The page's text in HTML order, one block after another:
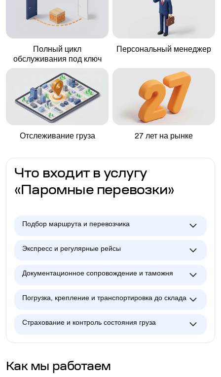
Полный цикл
обслуживания под ключ
Персональный менеджер
Отслеживание груза 27 лет на рынке
Что входит в услугу
«Паромные перевозки»
Подбор маршрута и перевозчика
Экспресс и регулярные рейсы
Документационное сопровождение и таможня
Погрузка, крепление и транспортировка до склада
Страхование и контроль состояния груза
Как мы работаем